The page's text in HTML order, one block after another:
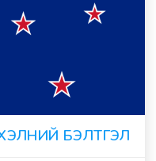
БЭЛТГЭЛ